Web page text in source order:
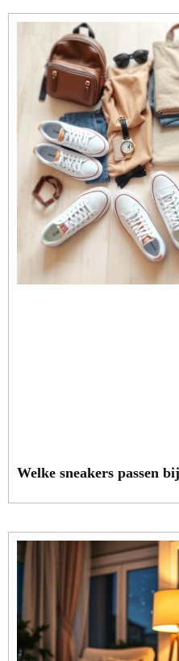
Welke sneakers passen